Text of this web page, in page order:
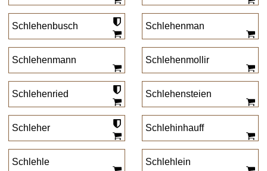
Schlehenbusch Schlehenman
Schlehenmann Schlehenmollir
Schlehenried Schlehensteien
Schleher Schlehinhauff
Schlehle Schlehlein